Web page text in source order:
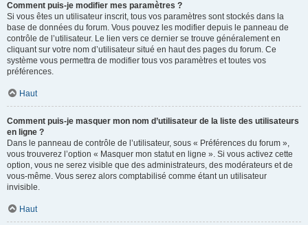
Comment puis-je modifier mes paramètres ?
Si vous êtes un utilisateur inscrit, tous vos paramètres sont stockés dans la
base de données du forum. Vous pouvez les modifier depuis le panneau de
contrôle de l’utilisateur. Le lien vers ce dernier se trouve généralement en
cliquant sur votre nom d’utilisateur situé en haut des pages du forum. Ce
système vous permettra de modifier tous vos paramètres et toutes vos
préférences.
Haut
Comment puis-je masquer mon nom d’utilisateur de la liste des utilisateurs
en ligne ?
Dans le panneau de contrôle de l’utilisateur, sous « Préférences du forum »,
vous trouverez l’option « Masquer mon statut en ligne ». Si vous activez cette
option, vous ne serez visible que des administrateurs, des modérateurs et de
vous-même. Vous serez alors comptabilisé comme étant un utilisateur
invisible.
Haut